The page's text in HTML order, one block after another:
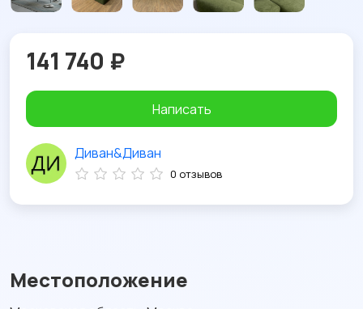
Местоположение
141 740 ₽
Написать
Диван&Диван
0 отзывов